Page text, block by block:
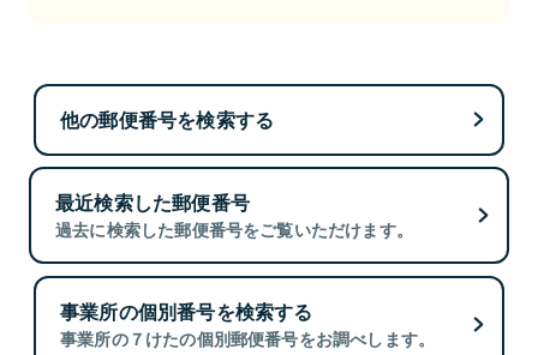
他の郵便番号を検索する
最近検索した郵便番号
過去に検索した郵便番号をご覧いただけます。
事業所の個別番号を検索する
事業所の７けたの個別郵便番号をお調べします。